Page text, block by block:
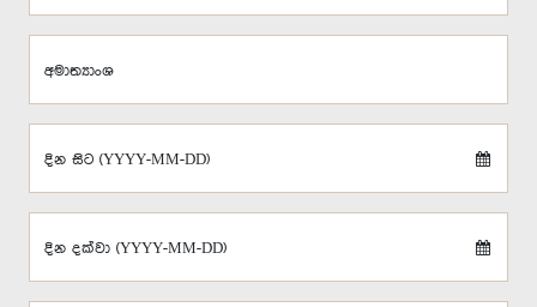
අමාත්‍යාංශ
දින සිට (YYYY-MM-DD)
දින දක්වා (YYYY-MM-DD)